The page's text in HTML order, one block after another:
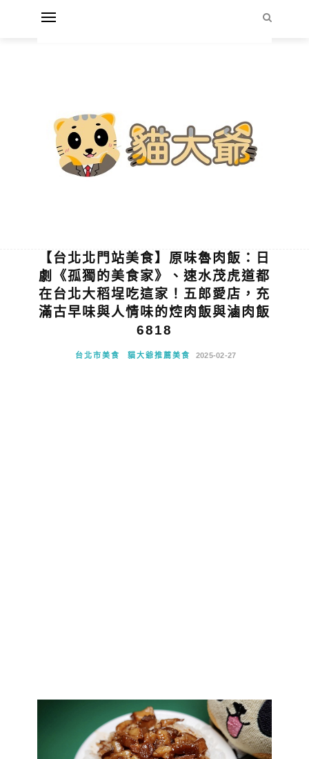
【台北北門站美食】原味魯肉飯：日
劇《孤獨的美食家》、速水茂虎道都
在台北大稻埕吃這家！五郎愛店，充
滿古早味與人情味的焢肉飯與滷肉飯
6818
台北市美食 貓大爺推薦美食 2025-02-27